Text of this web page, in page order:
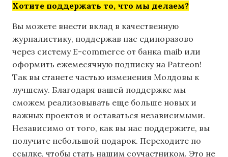
Хотите поддержать то, что мы делаем?
Вы можете внести вклад в качественную
журналистику, поддержав нас единоразово
через систему E-commerce от банка maib или
оформить ежемесячную подписку на Patreon!
Так вы станете частью изменения Молдовы к
лучшему. Благодаря вашей поддержке мы
сможем реализовывать еще больше новых и
важных проектов и оставаться независимыми.
Независимо от того, как вы нас поддержите, вы
получите небольшой подарок. Переходите по
ссылке, чтобы стать нашим соучастником. Это не